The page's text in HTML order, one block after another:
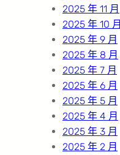
2025 年 11 月
2025 年 10 月
2025 年 9 月
2025 年 8 月
2025 年 7 月
2025 年 6 月
2025 年 5 月
2025 年 4 月
2025 年 3 月
2025 年 2 月